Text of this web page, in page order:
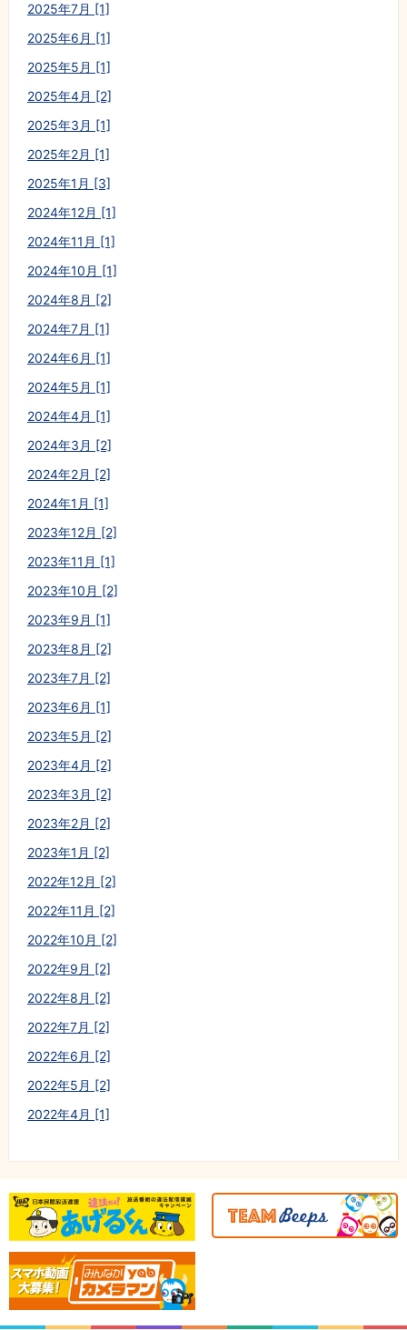
2025年7月 [1]
2025年6月 [1]
2025年5月 [1]
2025年4月 [2]
2025年3月 [1]
2025年2月 [1]
2025年1月 [3]
2024年12月 [1]
2024年11月 [1]
2024年10月 [1]
2024年8月 [2]
2024年7月 [1]
2024年6月 [1]
2024年5月 [1]
2024年4月 [1]
2024年3月 [2]
2024年2月 [2]
2024年1月 [1]
2023年12月 [2]
2023年11月 [1]
2023年10月 [2]
2023年9月 [1]
2023年8月 [2]
2023年7月 [2]
2023年6月 [1]
2023年5月 [2]
2023年4月 [2]
2023年3月 [2]
2023年2月 [2]
2023年1月 [2]
2022年12月 [2]
2022年11月 [2]
2022年10月 [2]
2022年9月 [2]
2022年8月 [2]
2022年7月 [2]
2022年6月 [2]
2022年5月 [2]
2022年4月 [1]